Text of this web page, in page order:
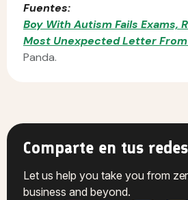
Fuentes:
Boy With Autism Fails Exams,
Most Unexpected Letter
Panda.
Comparte en tus redes
Let us help you take you from
business and beyond.